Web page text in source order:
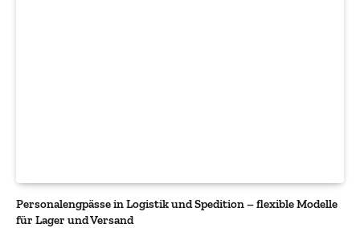
Personalengpässe in Logistik und Spedition – flexible Modelle
für Lager und Versand